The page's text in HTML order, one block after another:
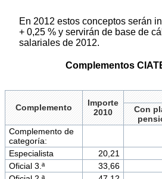
En 2012 estos conceptos serán
+ 0,25 % y servirán de base de
salariales de 2012.
Complementos
Complemento
Importe
2010
Con
Complemento de
categoría:
Especialista
20,21
Oficial 3.ª
33,66